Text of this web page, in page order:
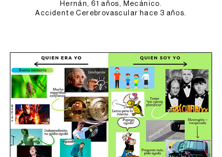
Hernán, 61 años, Mecánico.
Accidente Cerebrovascular hace 3 años.